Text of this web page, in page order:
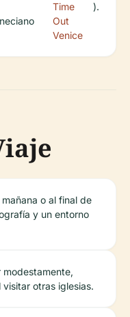
Time
Out
Venice
).
o al final de
y un entorno
modestamente,
otras iglesias.